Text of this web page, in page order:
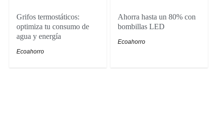
Grifos termostáticos:
optimiza tu consumo de
agua y energía
Ecoahorro
Ahorra hasta un 80% con
bombillas LED
Ecoahorro